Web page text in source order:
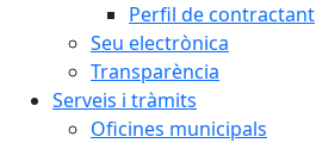
Perfil de contractant
Seu electrònica
Transparència
Serveis i tràmits
Oficines municipals